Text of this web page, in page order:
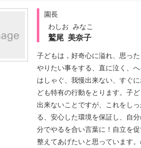
園長
わしお みなこ
鷲尾 美奈子
子どもは，好奇心に溢れ、思った
やりたい事をする、直に泣く、へ
はしゃぐ、我慢出来ない、すぐ
ども特有の行動をとります。子
出来ないことですが、これをしっ
る、安心した環境を保証し、自
分でやるを合い言葉に！自立を
整えてあげたいと思っています